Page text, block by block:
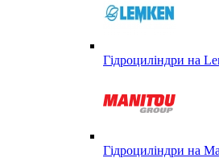
Гідроциліндри на
Гідроциліндри на